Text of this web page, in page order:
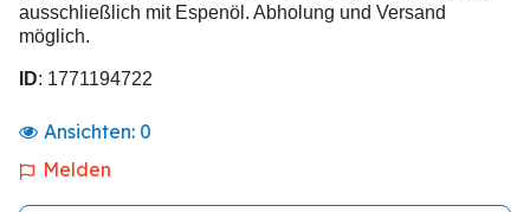
ausschließlich mit Espenöl. Abholung und Versand
möglich.
ID: 1771194722
Ansichten: 0
Melden